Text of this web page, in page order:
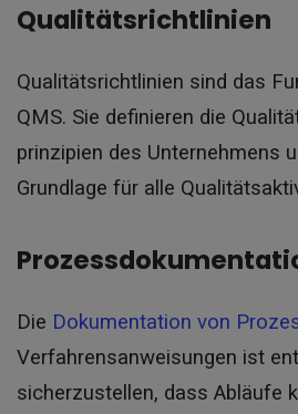
Qualitätsrichtlinien
Qualitätsrichtlinien sind das
QMS. Sie definieren die
prinzipien des Unternehmens
Grundlage für alle
Die Dokumentation von
Verfahrensanweisungen ist
sicherzustellen, dass Abläufe